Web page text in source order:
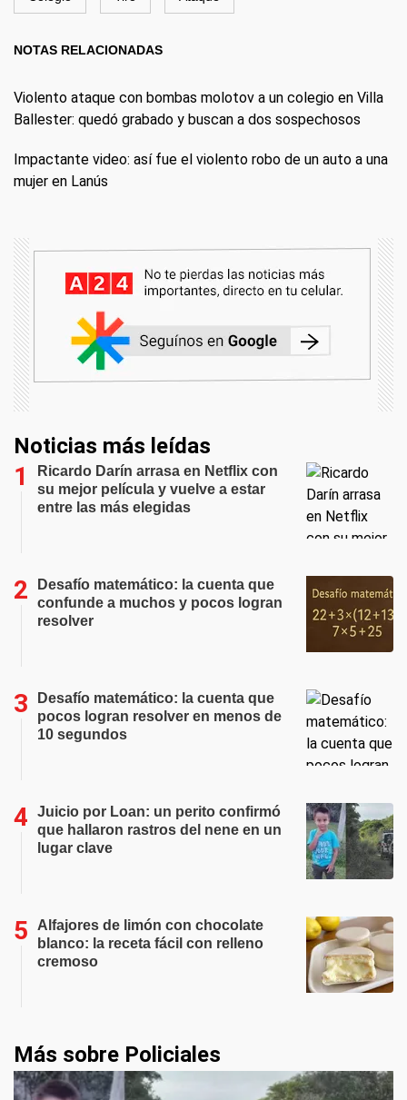
NOTAS RELACIONADAS
Violento ataque con bombas molotov a un colegio en Villa
Ballester: quedó grabado y buscan a dos sospechosos
Impactante video: así fue el violento robo de un auto a una
mujer en Lanús
Noticias más leídas
Ricardo Darín arrasa en Netflix con
su mejor película y vuelve a estar
entre las más elegidas
Desafío matemático: la cuenta que
confunde a muchos y pocos logran
resolver
Desafío matemático: la cuenta que
pocos logran resolver en menos de
10 segundos
Juicio por Loan: un perito confirmó
que hallaron rastros del nene en un
lugar clave
Alfajores de limón con chocolate
blanco: la receta fácil con relleno
cremoso
Más sobre Policiales